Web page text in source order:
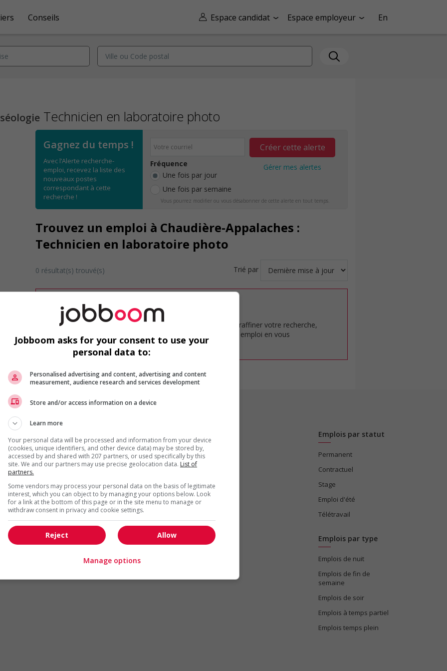
Espace candidat Espace employeur En
Conseils
Technicien en laboratoire photo
Gagnez du temps !
Avec l’Alerte recherche-
emploi, recevez la liste des
nouveaux postes
correspondant à cette
recherche !
Fréquence
Une fois par jour
Une fois par semaine
Créer cette alerte
Gérer mes alertes
Vous pourrez modifier ou vous désabonner de cette alerte en tout temps.
Trouvez un emploi à Chaudière-Appalaches :
Technicien en laboratoire photo
0 résultat(s) trouvé(s) Trié par
Désolé, cette recherche n'a produit aucun résultat.
Veuillez faire une nouvelle recherche.
Vous pouvez en tout temps utiliser nos outils pour raffiner votre recherche,
ou chercher un poste selon votre profil d'intérêt en emploi en vous
inscrivantcomme membre Jobboom.
Arts et métiers de la mode Automobile et transport
Cadres supérieurs
Commerce / Offres de services
Comptabilité / Assurance
Construction / Manutention
Droit
Ingénierie / Sciences
Marketing / Communication
Ressources humaines
Tourisme / Hôtellerie
Santé
Emplois par statut
Permanent
Contractuel
Stage
Emploi d'été
Télétravail
Emplois par type
Emplois de nuit
Emplois de fin de
semaine
Emplois de soir
Emplois à temps partiel
Emplois temps plein
Jobboom asks for your consent to use your
personal data to:
Personalised advertising and content, advertising and content
measurement, audience research and services development
Store and/or access information on a device
Learn more
Your personal data will be processed and information from your device
(cookies, unique identifiers, and other device data) may be stored by,
accessed by and shared with 207 partners, or used specifically by this
site. We and our partners may use precise geolocation data. List of
partners.
Some vendors may process your personal data on the basis of legitimate
interest, which you can object to by managing your options below. Look
for a link at the bottom of this page or in the site menu to manage or
withdraw consent in privacy and cookie settings.
Allow
Reject
Manage options